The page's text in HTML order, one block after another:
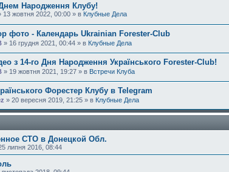
Народження Клубу!
13 жовтня 2022, 00:00 » в Клубные Дела
фото - Календарь Ukrainian Forester-Club
» 16 грудня 2021, 00:44 » в Клубные Дела
з 14-го Дня Народження Українського Forester-Club!
» 19 жовтня 2021, 19:27 » в Встречи Клуба
Форестер Клубу в Telegram
» 20 вересня 2019, 21:25 » в Клубные Дела
СТО в Донецкой Обл.
липня 2016, 08:44